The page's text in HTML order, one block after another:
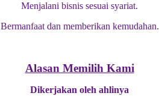
Menjalani bisnis sesuai syariat.
Bermanfaat dan memberikan kemudahan.
Alasan Memilih Kami
Dikerjakan oleh ahlinya